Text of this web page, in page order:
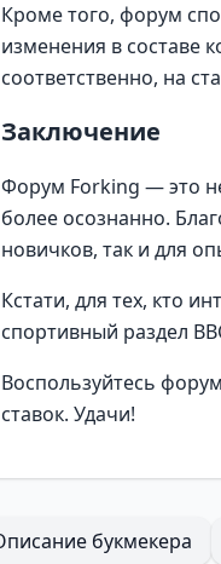
Кроме того, форум
изменения в составе
соответственно, на
Заключение
Форум Forking — это
более осознанно.
новичков, так и для
Кстати, для тех, кто
спортивный раздел
Воспользуйтесь
ставок. Удачи!
букмекера